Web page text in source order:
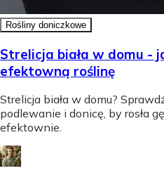
Rośliny doniczkowe
Strelicja biała w domu -
efektowną roślinę
Strelicja biała w domu?
podlewanie i donicę, by rosła
efektownie.